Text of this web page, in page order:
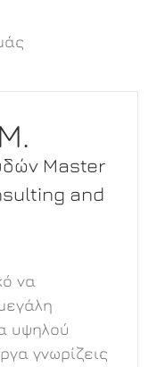
Master
and
να
υψηλού
γνωρίζεις